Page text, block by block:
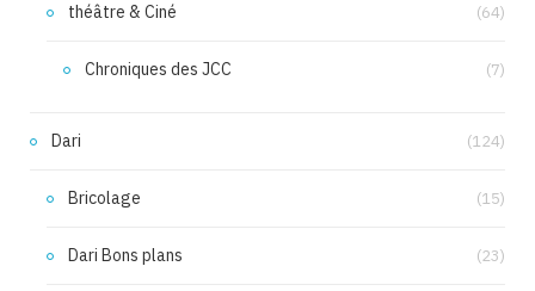
théâtre & Ciné (64)
Chroniques des JCC (7)
Dari (124)
Bricolage (15)
Dari Bons plans (23)